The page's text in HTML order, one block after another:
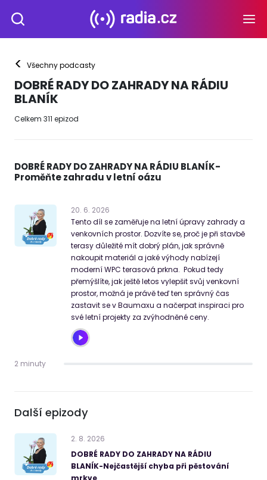
< Všechny podcasty
DOBRÉ RADY DO ZAHRADY NA RÁDIU
BLANÍK
Celkem 311 epizod
DOBRÉ RADY DO ZAHRADY NA RÁDIU BLANÍK-
Proměňte zahradu v letní oázu
20. 6. 2026
Tento díl se zaměřuje na letní úpravy zahrady a
venkovních prostor. Dozvíte se, proč je při stavbě
terasy důležité mít dobrý plán, jak správně
nakoupit materiál a jaké výhody nabízejí
moderní WPC terasová prkna. Pokud tedy
přemýšlíte, jak ještě letos vylepšit svůj venkovní
prostor, možná je právě teď ten správný čas
zastavit se v Baumaxu a načerpat inspiraci pro
své letní projekty za zvýhodněné ceny.
2 minuty
Další epizody
2. 8. 2026
DOBRÉ RADY DO ZAHRADY NA RÁDIU
BLANÍK-Nejčastější chyba při pěstování
mrkve